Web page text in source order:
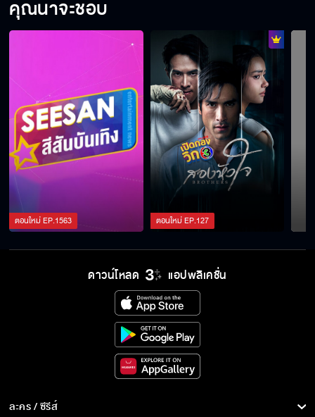
คุณน่าจะชอบ
ตอนใหม่EP.1563 ตอนใหม่EP.127
ดาวน์โหลด แอปพลิเคชั่น
ละคร / ซีรีส์